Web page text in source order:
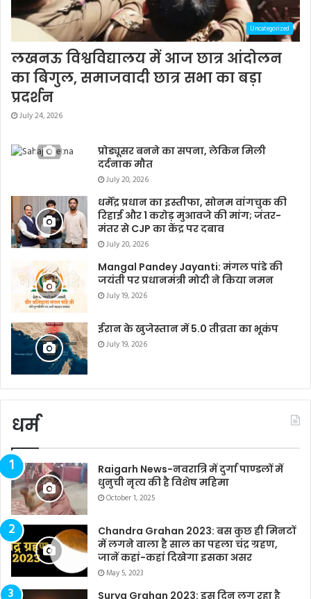
Uncategorized
लखनऊ विश्वविद्यालय में आज छात्र आंदोलन
का बिगुल, समाजवादी छात्र सभा का बड़ा
प्रदर्शन
July 24, 2026
प्रोड्यूसर बनने का सपना, लेकिन मिली
दर्दनाक मौत
July 20, 2026
धर्मेंद्र प्रधान का इस्तीफा, सोनम वांगचुक की
रिहाई और 1 करोड़ मुआवजे की मांग; जंतर-
मंतर से CJP का केंद्र पर दबाव
July 20, 2026
Mangal Pandey Jayanti: मंगल पांडे की
जयंती पर प्रधानमंत्री मोदी ने किया नमन
July 19, 2026
ईरान के खुजेस्तान में 5.0 तीव्रता का भूकंप
July 19, 2026
धर्म
Raigarh News-नवरात्रि में दुर्गा पाण्डलों में
धुनुची नृत्य की है विशेष महिमा
October 1, 2025
Chandra Grahan 2023: बस कुछ ही मिनटों
में लगने वाला है साल का पहला चंद्र ग्रहण,
जानें कहां-कहां दिखेगा इसका असर
May 5, 2023
Surya Grahan 2023: इस दिन लग रहा है